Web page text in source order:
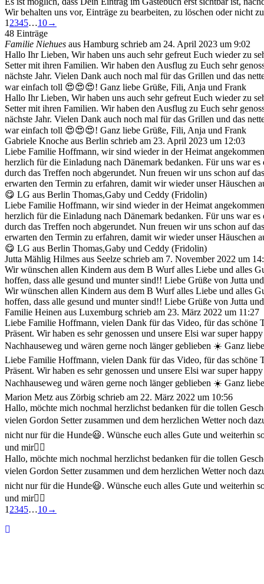
Wir behalten uns vor, Einträge zu bearbeiten, zu löschen oder nicht
Navigation
der
Gästebuchliste
12345…10→
48 Einträge
Familie Niehues aus Hamburg schrieb am 24. April 2023 um 9:02
Hallo Ihr Lieben, Wir haben uns auch sehr gefreut Euch wieder zu
Setter mit ihren Familien. Wir haben den Ausflug zu Euch sehr
nächste Jahr. Vielen Dank auch noch mal für das Grillen und das
war einfach toll 😍😍😍! Ganz liebe Grüße, Fili, Anja und Frank
Hallo Ihr Lieben, Wir haben uns auch sehr gefreut Euch wieder zu
Setter mit ihren Familien. Wir haben den Ausflug zu Euch sehr
nächste Jahr. Vielen Dank auch noch mal für das Grillen und das
war einfach toll 😍😍😍! Ganz liebe Grüße, Fili, Anja und Frank
Gabriele Knoche aus Berlin schrieb am 23. April 2023 um 12:03
Liebe Familie Hoffmann, wir sind wieder in der Heimat
herzlich für die Einladung nach Dänemark bedanken. Für uns war
durch das Treffen noch abgerundet. Nun freuen wir uns schon auf
erwarten den Termin zu erfahren, damit wir wieder unser Häuschen
😋 LG aus Berlin Thomas,Gaby und Ceddy (Fridolin)
Liebe Familie Hoffmann, wir sind wieder in der Heimat
herzlich für die Einladung nach Dänemark bedanken. Für uns war
durch das Treffen noch abgerundet. Nun freuen wir uns schon auf
erwarten den Termin zu erfahren, damit wir wieder unser Häuschen
😋 LG aus Berlin Thomas,Gaby und Ceddy (Fridolin)
Jutta Mählig Hilmes aus Seelze schrieb am 7. November 2022 um
Wir wünschen allen Kindern aus dem B Wurf alles Liebe und alles
hoffen, dass alle gesund und munter sind!! Liebe Grüße von Jutta
Wir wünschen allen Kindern aus dem B Wurf alles Liebe und alles
hoffen, dass alle gesund und munter sind!! Liebe Grüße von Jutta
Familie Heinen aus Luxemburg schrieb am 23. März 2022 um 11:27
Liebe Familie Hoffmann, vielen Dank für das Video, für das schöne
Präsent. Wir haben es sehr genossen und unsere Elsi war super
Nachhauseweg und wären gerne noch länger geblieben ☀️ Ganz
Liebe Familie Hoffmann, vielen Dank für das Video, für das schöne
Präsent. Wir haben es sehr genossen und unsere Elsi war super
Nachhauseweg und wären gerne noch länger geblieben ☀️ Ganz
Marion Metz aus Zörbig schrieb am 22. März 2022 um 10:56
Hallo, möchte mich nochmal herzlichst bedanken für die tollen
vielen Gordon Setter zusammen und dem herzlichen Wetter noch
nicht nur für die Hunde😃. Wünsche euch alles Gute und weiterhin
und mir🙋‍♀️
Hallo, möchte mich nochmal herzlichst bedanken für die tollen
vielen Gordon Setter zusammen und dem herzlichen Wetter noch
nicht nur für die Hunde😃. Wünsche euch alles Gute und weiterhin
und mir🙋‍♀️
Navigation
Gästebuchliste
12345…10→